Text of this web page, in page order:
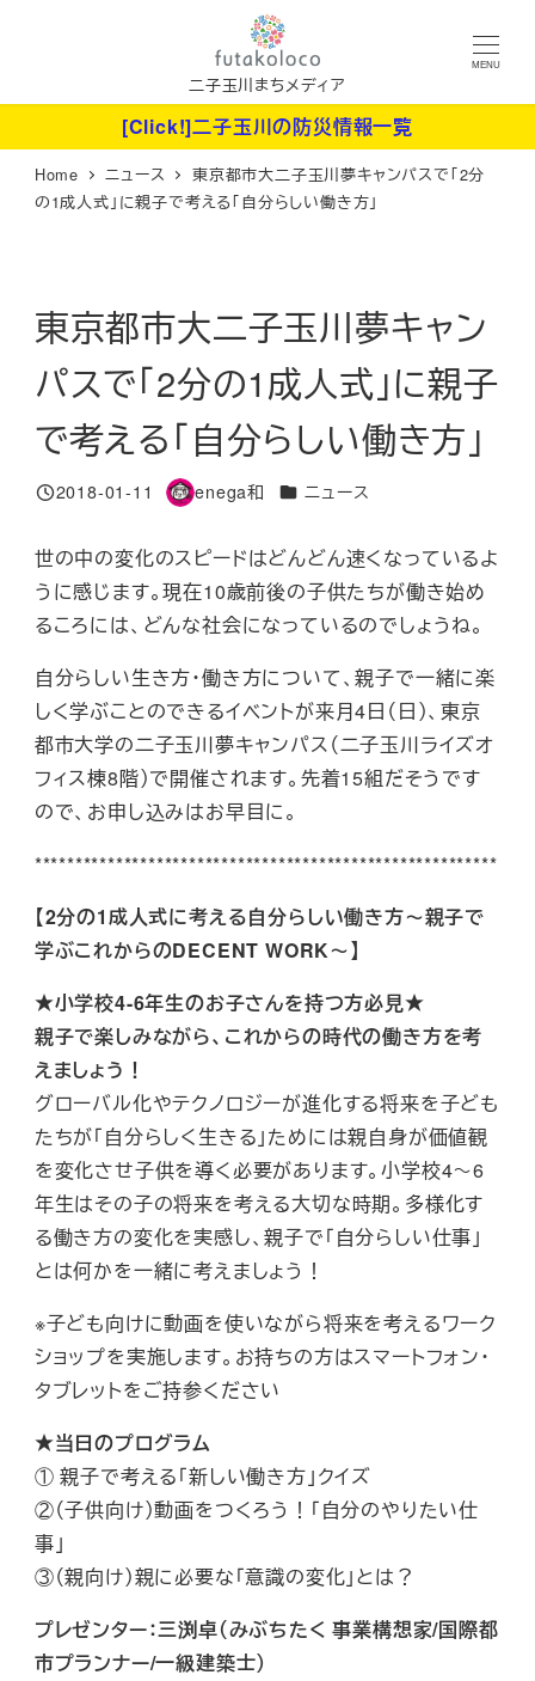
ン
二子玉川まちメディア
MENU
[Click!]二子玉川の防災情報一覧
Home ニュース
東京都市大二子玉川夢キャンパスで「2分
の1成人式」に親子で考える「自分らしい働き方」
東京都市大二子玉川夢キャン
パスで「2分の1成人式」に親子
で考える「自分らしい働き方」
投稿日
2018-01-11
著
enega和 カテゴリー
ニュース
世の中の変化のスピードはどんどん速くなっているよ
うに感じます。現在10歳前後の子供たちが働き始め
るころには、どんな社会になっているのでしょうね。
自分らしい生き方・働き方について、親子で一緒に楽
しく学ぶことのできるイベントが来月4日（日）、東京
都市大学の二子玉川夢キャンパス（二子玉川ライズオ
フィス棟8階）で開催されます。先着15組だそうです
ので、お申し込みはお早目に。
*********************************************************
【2分の1成人式に考える自分らしい働き方～親子で
学ぶこれからのDECENT WORK～】
★小学校4-6年生のお子さんを持つ方必見★
親子で楽しみながら、これからの時代の働き方を考
えましょう！
グローバル化やテクノロジーが進化する将来を子ども
たちが「自分らしく生きる」ためには親自身が価値観
を変化させ子供を導く必要があります。小学校4～6
年生はその子の将来を考える大切な時期。多様化す
る働き方の変化を実感し、親子で「自分らしい仕事」
とは何かを一緒に考えましょう！
※子ども向けに動画を使いながら将来を考えるワーク
ショップを実施します。お持ちの方はスマートフォン・
タブレットをご持参ください
★当日のプログラム
① 親子で考える「新しい働き方」クイズ
②（子供向け）動画をつくろう！「自分のやりたい仕
事」
③（親向け）親に必要な「意識の変化」とは？
プレゼンター：三渕卓（みぶちたく 事業構想家/国際都
市プランナー/一級建築士）